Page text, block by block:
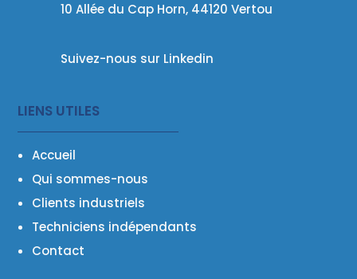
10 Allée du Cap Horn, 44120 Vertou
Suivez-nous sur Linkedin
LIENS UTILES
Accueil
Qui sommes-nous
Clients industriels
Techniciens indépendants
Contact